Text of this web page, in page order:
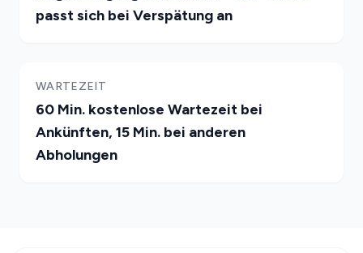
passt sich bei Verspätung an
WARTEZEIT
60 Min. kostenlose Wartezeit bei
Ankünften, 15 Min. bei anderen
Abholungen